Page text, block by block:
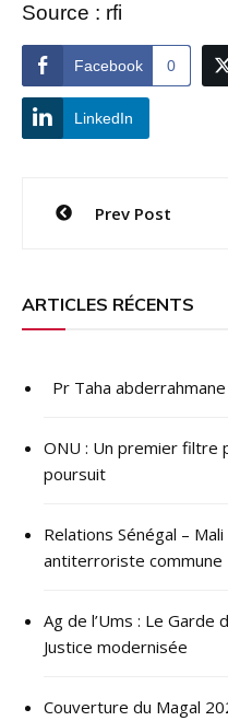
Source : rfi
Facebook 0
LinkedIn
Navigation
l’article
Prev Post
ARTICLES RÉCENTS
Pr Taha
ONU : ​Un premier filtre
poursuit
Relations Sénégal –
antiterroriste commune
Ag de l’Ums : Le Garde
Justice modernisée
Couverture du Magal